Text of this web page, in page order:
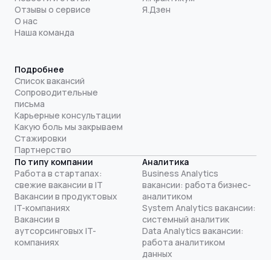
Отзывы о сервисе
О нас
Наша команда
Я.Дзен
Подробнее
Список вакансий
Сопроводительные
письма
Карьерные консультации
Какую боль мы закрываем
Стажировки
Партнерство
По типу компании
Работа в стартапах:
свежие вакансии в IT
Вакансии в продуктовых
IT-компаниях
Вакансии в
аутсорсинговых IT-
компаниях
Аналитика
Business Analytics
вакансии: работа бизнес-
аналитиком
System Analytics вакансии:
системный аналитик
Data Analytics вакансии:
работа аналитиком
данных